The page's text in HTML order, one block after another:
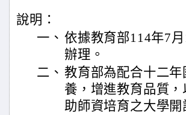
說明：
一、 依據教育部114年7
辦理。
二、 教育部為配合十二
養，增進教育品質
助師資培育之大學